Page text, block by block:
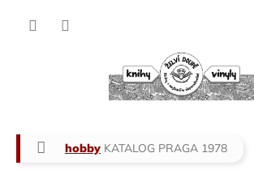
Domů
hobby KATALOG PRAGA 1978